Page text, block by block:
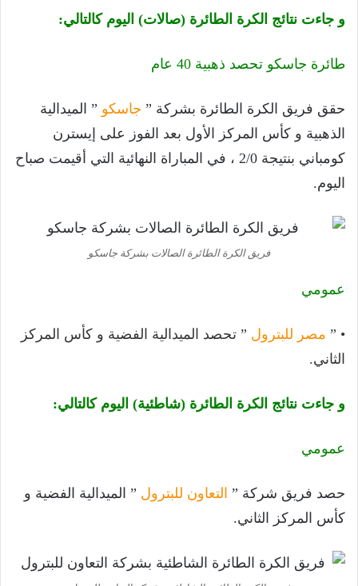
و جاءت نتائج الكرة الطائرة (صالات) اليوم كالتالي:
طائرة جاسكو تحصد ذهبية 40 عام
حقق فريق الكرة الطائرة بشركة ” جاسكو ” الميدالية
الذهبية و كأس المركز الأول بعد الفوز على إيسترن
كومباني بنتيجة 2/0 ، في المباراة النهائية التي أقيمت صباح
اليوم.
فريق الكرة الطائرة الصالات بشركة جاسكو
عمومي
• ” مصر للبترول ” تحصد الميدالية الفضية و كأس المركز
الثاني.
و جاءت نتائج الكرة الطائرة (شاطئية) اليوم كالتالي:
عمومي
حصد فريق شركة ” التعاون للبترول ” الميدالية الفضية و
كأس المركز الثاني.